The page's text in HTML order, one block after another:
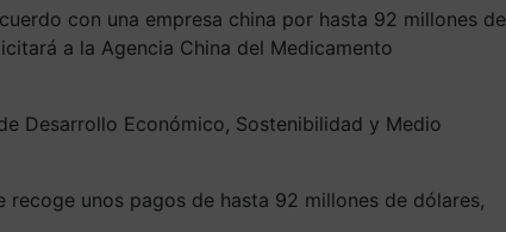
con una empresa china por hasta 92 millones de
a la Agencia China del Medicamento
Desarrollo Económico, Sostenibilidad y Medio
unos pagos de hasta 92 millones de dólares,